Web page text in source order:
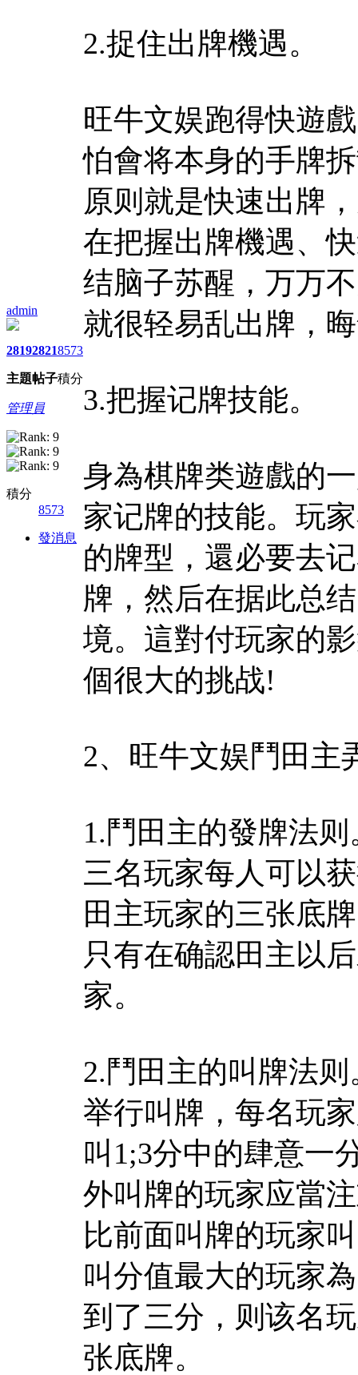
admin
2819
主題
2821
帖子
8573
積分
管理員
積分
8573
發消息
2.捉住出牌機遇。
旺牛文娱跑得快遊
怕會将本身的手牌
原则就是快速出牌
在把握出牌機遇、
结脑子苏醒，万万
就很轻易乱出牌，
3.把握记牌技能。
身為棋牌类遊戲的
家记牌的技能。玩
的牌型，還必要去
牌，然后在据此总
境。這對付玩家的
個很大的挑战!
2、旺牛文娱鬥田主
1.鬥田主的發牌法
三名玩家每人可以
田主玩家的三张底
只有在确認田主以
家。
2.鬥田主的叫牌法
举行叫牌，每名玩
叫1;3分中的肆意一
外叫牌的玩家应當
比前面叫牌的玩家
叫分值最大的玩家
到了三分，则该名
张底牌。